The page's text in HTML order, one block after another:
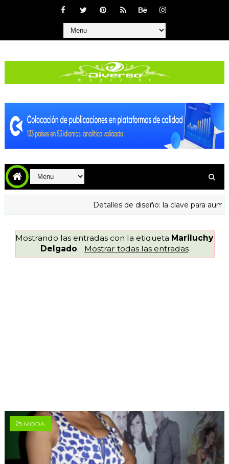
Detalles de diseño: la clave para
Mostrando las entradas con la etiqueta Mariluchy
Delgado. Mostrar todas las entradas
MODA